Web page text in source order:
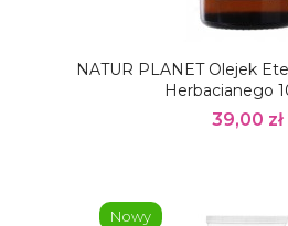
NATUR PLANET Olejek
Herbacianego
39,00 zł
Nowy